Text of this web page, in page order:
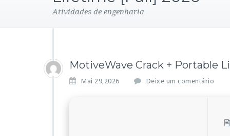
Atividades de engenharia
MotiveWave Crack + Portable
Mai 29,2026 Deixe um comentário